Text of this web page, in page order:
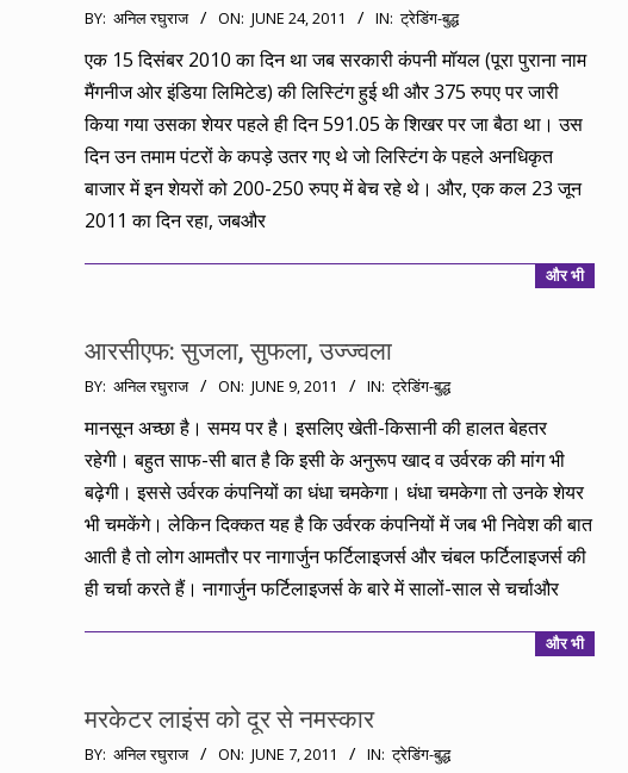
2011-
24
BY: अनिल रघुराज ON: JUNE 24, 2011 IN: ट्रेडिंग-बुद्ध
एक 15 दिसंबर 2010 का दिन था जब सरकारी कंपनी मॉयल (पूरा पुराना नाम
मैंगनीज ओर इंडिया लिमिटेड) की लिस्टिंग हुई थी और 375 रुपए पर जारी
किया गया उसका शेयर पहले ही दिन 591.05 के शिखर पर जा बैठा था। उस
दिन उन तमाम पंटरों के कपड़े उतर गए थे जो लिस्टिंग के पहले अनधिकृत
बाजार में इन शेयरों को 200-250 रुपए में बेच रहे थे। और, एक कल 23 जून
2011 का दिन रहा, जबऔर
और भी
आरसीएफ: सुजला, सुफला, उज्ज्वला
2011-
09
BY: अनिल रघुराज ON: JUNE 9, 2011 IN: ट्रेडिंग-बुद्ध
मानसून अच्छा है। समय पर है। इसलिए खेती-किसानी की हालत बेहतर
रहेगी। बहुत साफ-सी बात है कि इसी के अनुरूप खाद व उर्वरक की मांग भी
बढ़ेगी। इससे उर्वरक कंपनियों का धंधा चमकेगा। धंधा चमकेगा तो उनके शेयर
भी चमकेंगे। लेकिन दिक्कत यह है कि उर्वरक कंपनियों में जब भी निवेश की बात
आती है तो लोग आमतौर पर नागार्जुन फर्टिलाइजर्स और चंबल फर्टिलाइजर्स की
ही चर्चा करते हैं। नागार्जुन फर्टिलाइजर्स के बारे में सालों-साल से चर्चाऔर
और भी
मरकेटर लाइंस को दूर से नमस्कार
2011-
BY: अनिल रघुराज ON: JUNE 7, 2011 IN: ट्रेडिंग-बुद्ध